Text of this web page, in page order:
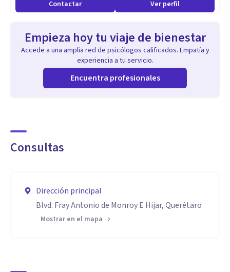
Aptitudes
y generarte bienestar. Puedes contactarme a través de
WhatsApp, para poder acordar una cita y con gusto te
atenderé.
Contactar Ver perfil
Empieza hoy tu viaje de bienestar
Accede a una amplia red de psicólogos calificados. Empatía y
experiencia a tu servicio.
Encuentra profesionales
Consultas
Dirección principal
Blvd. Fray Antonio de Monroy E Hijar, Querétaro
Mostrar en el mapa